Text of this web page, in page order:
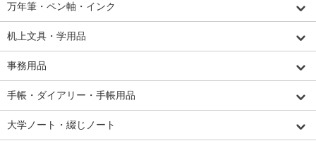
万年筆・ペン軸・インク
机上文具・学用品
事務用品
手帳・ダイアリー・手帳用品
大学ノート・綴じノート